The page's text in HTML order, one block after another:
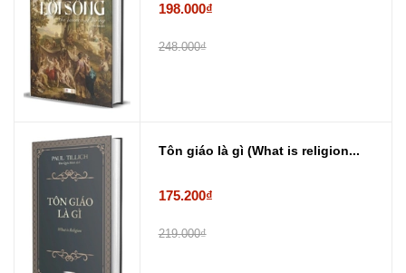
198.000₫
248.000₫
Tôn giáo là gì (What is religion...
175.200₫
219.000₫